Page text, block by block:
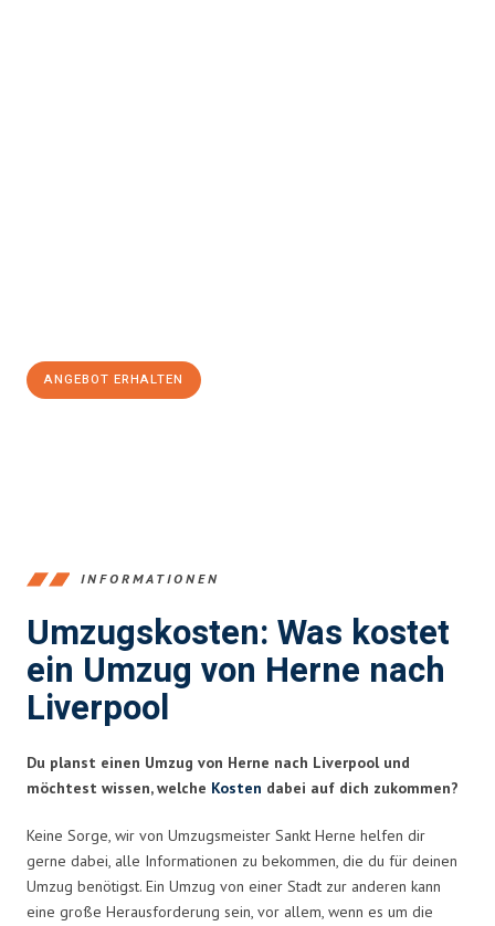
ANGEBOT ERHALTEN
INFORMATIONEN
Umzugskosten: Was kostet
ein Umzug von Herne nach
Liverpool
Du planst einen Umzug von Herne nach Liverpool und
möchtest wissen, welche Kosten dabei auf dich zukommen?
Keine Sorge, wir von Umzugsmeister Sankt Herne helfen dir
gerne dabei, alle Informationen zu bekommen, die du für deinen
Umzug benötigst. Ein Umzug von einer Stadt zur anderen kann
eine große Herausforderung sein, vor allem, wenn es um die